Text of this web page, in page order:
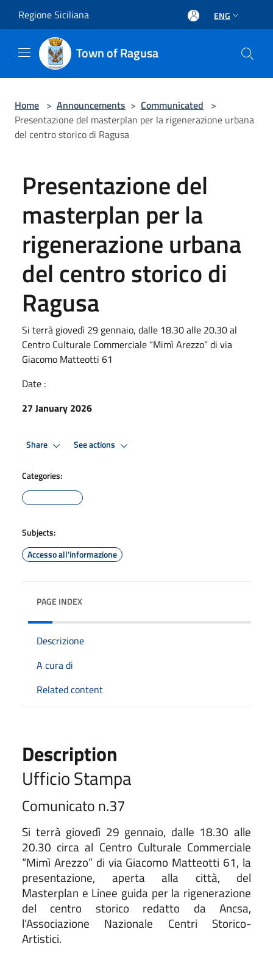
Regione Siciliana ENG
Town of Ragusa
Home > Announcements > Communicated >
Presentazione del masterplan per la rigenerazione urbana
del centro storico di Ragusa
Presentazione del
masterplan per la
rigenerazione urbana
del centro storico di
Ragusa
Si terrà giovedì 29 gennaio, dalle 18.30 alle 20.30 al
Centro Culturale Commerciale “Mimì Arezzo” di via
Giacomo Matteotti 61
Date :
27 January 2026
Share See actions
Categories:
Subjects:
Accesso all'informazione
PAGE INDEX
Descrizione
A cura di
Related content
Description
Ufficio Stampa
Comunicato n.37
Si terrà giovedì 29 gennaio, dalle 18.30 alle
20.30 circa al Centro Culturale Commerciale
“Mimì Arezzo” di via Giacomo Matteotti 61, la
presentazione, aperta alla città, del
Masterplan e Linee guida per la rigenerazione
del centro storico redatto da Ancsa,
l’Associazione Nazionale Centri Storico-
Artistici.